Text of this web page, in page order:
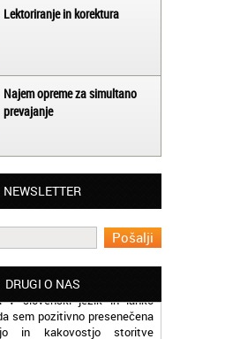
Lektoriranje in korektura
Najem opreme za simultano
prevajanje
NEWSLETTER
DRUGI O NAS
vse zaposlene v Akademiji
resnično profesionalni in
storitve opravljajo hitro in
sem pozitivno presenečena
in kakovostjo storitve
Oxford.